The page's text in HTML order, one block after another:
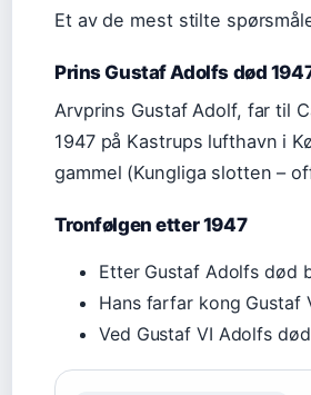
Et av de mest stilte
Prins Gustaf Adolfs død
Arvprins Gustaf Adolf, far til
1947 på Kastrups lufthavn i
gammel (Kungliga slotten –
Tronfølgen etter 1947
Etter Gustaf Adolfs død
Hans farfar kong Gustaf
Ved Gustaf VI Adolfs